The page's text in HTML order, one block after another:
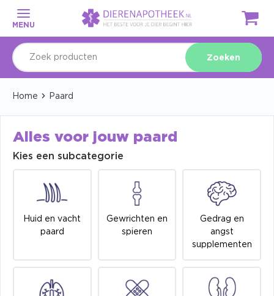
MENU
Zoeken
Home Paard
Alles voor jouw paard
Kies een subcategorie
Huid en vacht
paard
Gewrichten en
spieren
Gedrag en
angst
supplementen